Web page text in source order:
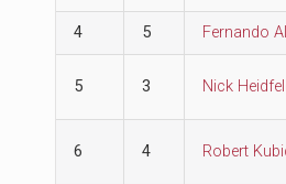
4 5 Fernando
5 3 Nick
6 4 Robert